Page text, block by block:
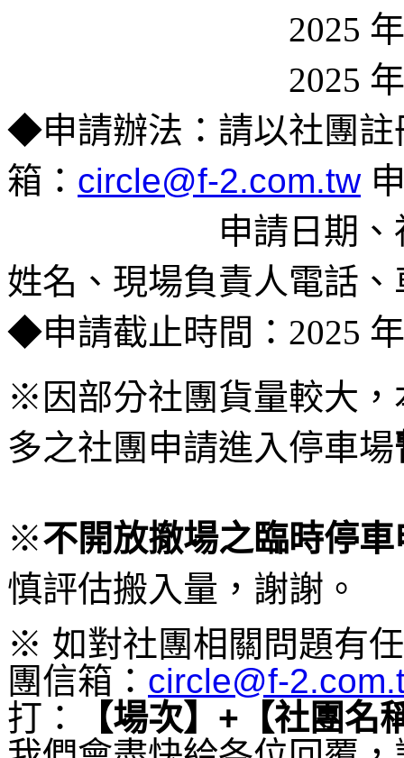
2025
2025
◆申請辦法：請以社團
箱： circle@f-2.com.tw
申請日期
姓名、現場負責人電話
◆申請截止時間： 2025
※因部分社團貨量較大
多之社團申請進入停車場
※不開放撤場之臨時停車
慎評估搬入量，謝謝。
※ 如對社團相關問題有
團信箱： circle@f-
打：
【場次】+【社團名